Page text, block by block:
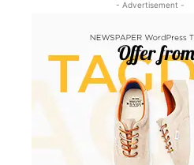
- Advertisement -